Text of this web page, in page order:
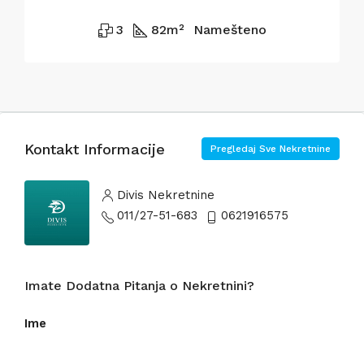
3 82m² Namešteno
Kontakt Informacije Pregledaj Sve Nekretnine
Divis Nekretnine
011/27-51-683
0621916575
Imate Dodatna Pitanja o Nekretnini?
Ime